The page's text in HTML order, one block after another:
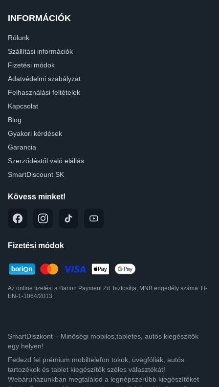
INFORMÁCIÓK
Rólunk
Szállítási információk
Fizetési módok
Adatvédelmi szabályzat
Felhasználási feltételek
Kapcsolat
Blog
Gyakori kérdések
Garancia
Szerződéstől való elállás
SmartDiscount SK
Kövess minket!
Fizetési módok
Az online fizetést a Barion Payment Zrt. biztosítja, MNB engedély száma: H-
EN-1-1064/2013
SmartDiszkont – Minőségi mobilos,tabletes, autós kiegészítők
egy helyen!
Fedezd fel prémium mobiltelefon tokok, üvegfóliák, autós
tartozékok és tablet kiegészítők széles választékát!
Webáruházunkban megtalálod a legnépszerűbb kiegészítőket